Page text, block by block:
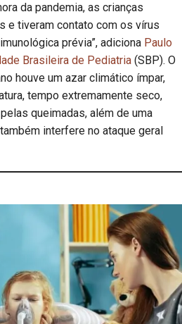
da pandemia, as crianças
e tiveram contato com os vírus
prévia”, adiciona Paulo
Brasileira de Pediatria (SBP). O
houve um azar climático ímpar,
tempo extremamente seco,
queimadas, além de uma
interfere no ataque geral